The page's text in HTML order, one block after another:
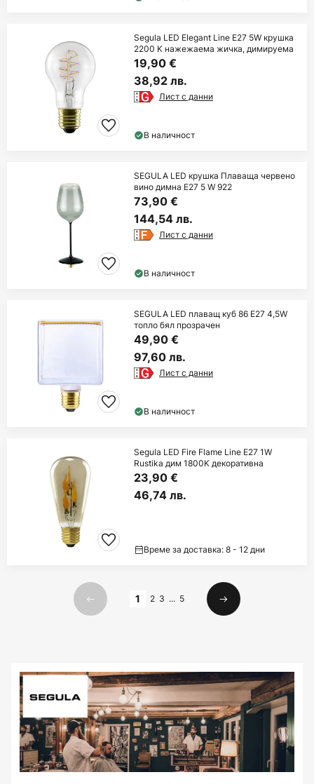
Segula LED Elegant Line E27 5W крушка
2200 K нажежаема жичка, димируема
19,90 €
38,92 лв.
Лист с данни
В наличност
SEGULA LED крушка Плаваща червено
вино димна E27 5 W 922
73,90 €
144,54 лв.
Лист с данни
В наличност
SEGULA LED плаващ куб 86 E27 4,5W
топло бял прозрачен
49,90 €
97,60 лв.
Лист с данни
В наличност
Segula LED Fire Flame Line E27 1W
Rustika дим 1800K декоративна
23,90 €
46,74 лв.
Време за доставка: 8 - 12 дни
Предишна
1 2 3 ... 5
Следваща